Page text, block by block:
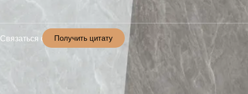
Связаться с Получить цитату